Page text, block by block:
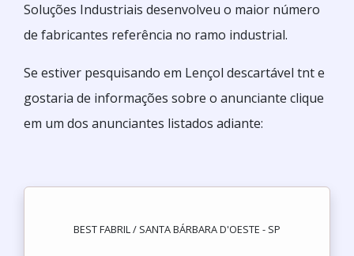
Soluções Industriais desenvolveu o maior número
de fabricantes referência no ramo industrial.
Se estiver pesquisando em Lençol descartável tnt e
gostaria de informações sobre o anunciante clique
em um dos anunciantes listados adiante:
BEST FABRIL / SANTA BÁRBARA D'OESTE - SP